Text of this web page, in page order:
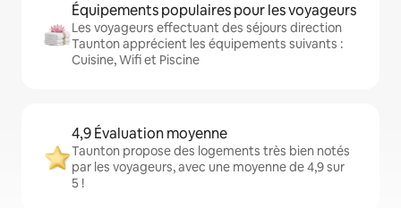
Équipements populaires pour les voyageurs
Les voyageurs effectuant des séjours direction
Taunton apprécient les équipements suivants :
Cuisine, Wifi et Piscine
4,9 Évaluation moyenne
Taunton propose des logements très bien notés
par les voyageurs, avec une moyenne de 4,9 sur
5 !